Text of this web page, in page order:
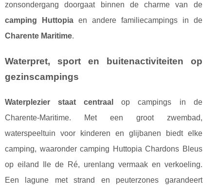
zonsondergang doorgaat binnen de charme van de
camping Huttopiaen andere familiecampings in de
Charente Maritime.
Waterpret, sport en buitenactiviteiten op
gezinscampings
Waterplezier staat centraal
op campings in de
Charente-Maritime. Met een groot zwembad,
waterspeeltuin voor kinderen en glijbanen biedt elke
camping, waaronder camping Huttopia Chardons Bleus
op eiland Ile de Ré, urenlang vermaak en verkoeling.
Een lagune met strand en peuterzones garandeert